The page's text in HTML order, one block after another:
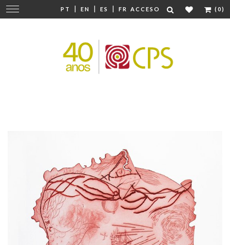
PT | EN | ES | FR ACCESO (0)
Cambiar
navegación